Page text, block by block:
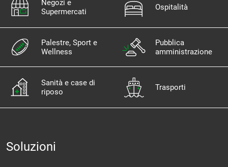
Negozi e
Supermercati
Ospitalità
Palestre, Sport e
Wellness
Pubblica
amministrazione
Sanità e case di
riposo
Trasporti
Soluzioni